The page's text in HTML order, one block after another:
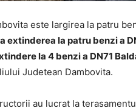
este largirea la patru
extinderea la patru benzi a
la 4 benzi a DN71
Judetean Dambovita.
au lucrat la